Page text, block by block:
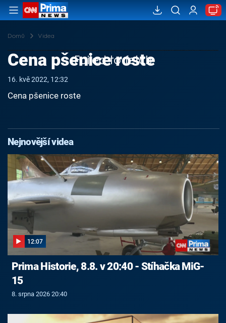
Domů Videa
Failed to fetch
Cena pšenice roste
16. kvě 2022, 12:32
Cena pšenice roste
Nejnovější videa
12:07
Prima Historie, 8.8. v 20:40 - Stíhačka MiG-
15
8. srpna 2026 20:40